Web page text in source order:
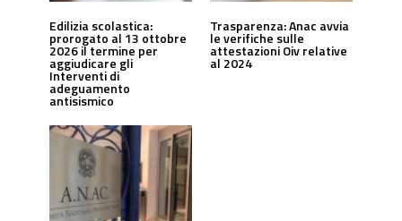
Edilizia scolastica:
prorogato al 13 ottobre
2026 il termine per
aggiudicare gli
Interventi di
adeguamento
antisismico
Trasparenza: Anac avvia
le verifiche sulle
attestazioni Oiv relative
al 2024